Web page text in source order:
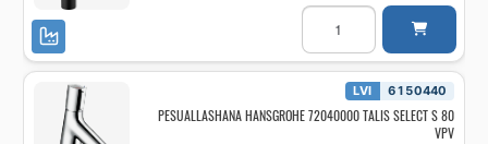
Pesuallashana
hansgrohe
210
käänt.j.p.
p.vent.M
määrä
LVI 6150440
PESUALLASHANA HANSGROHE 72040000 TALIS SELECT S 80
VPV